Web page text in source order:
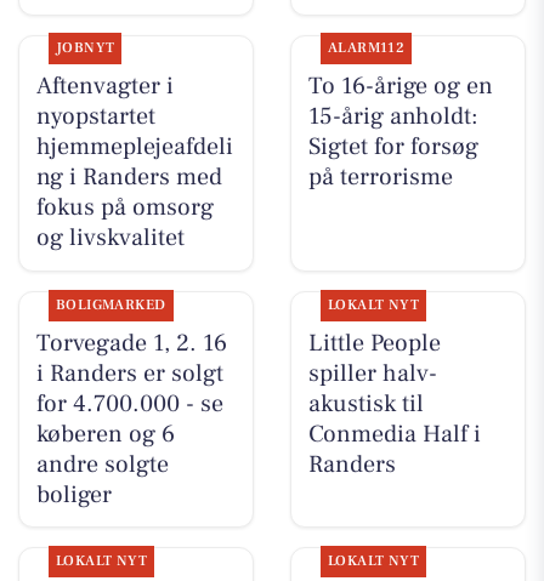
JOBNYT
Aftenvagter i
nyopstartet
hjemmeplejeafdeli
ng i Randers med
fokus på omsorg
og livskvalitet
ALARM112
To 16-årige og en
15-årig anholdt:
Sigtet for forsøg
på terrorisme
BOLIGMARKED
Torvegade 1, 2. 16
i Randers er solgt
for 4.700.000 - se
køberen og 6
andre solgte
boliger
LOKALT NYT
Little People
spiller halv-
akustisk til
Conmedia Half i
Randers
LOKALT NYT LOKALT NYT